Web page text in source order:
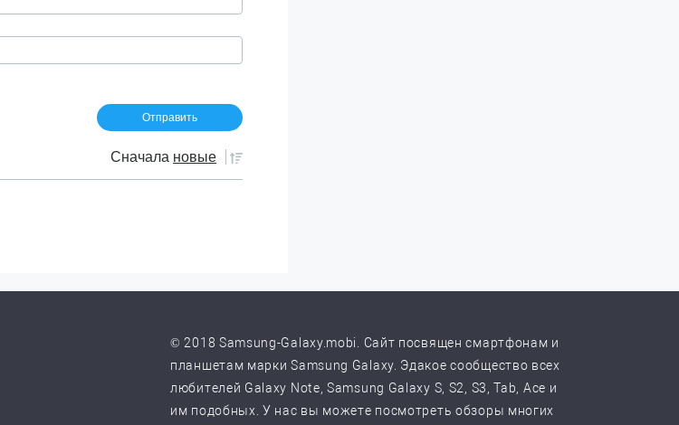
Сначала новые
© 2018 Samsung-Galaxy.mobi. Сайт посвящен смартфонам и
планшетам марки Samsung Galaxy. Эдакое сообщество всех
любителей Galaxy Note, Samsung Galaxy S, S2, S3, Tab, Ace и
им подобных. У нас вы можете посмотреть обзоры многих